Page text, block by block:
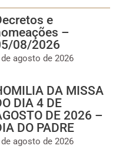
e
–
08/2026
de agosto de 2026
DA MISSA
DIA 4 DE
DE 2026 –
DO PADRE
agosto de 2026